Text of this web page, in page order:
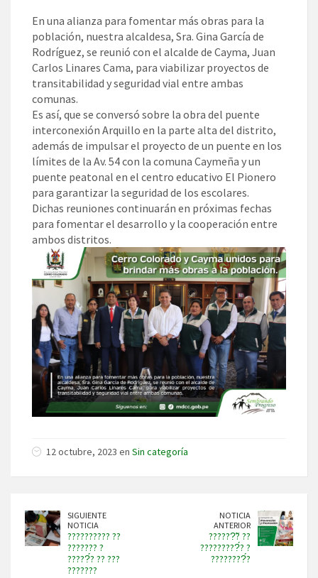
En una alianza para fomentar más obras para la
población, nuestra alcaldesa, Sra. Gina García de
Rodríguez, se reunió con el alcalde de Cayma, Juan
Carlos Linares Cama, para viabilizar proyectos de
transitabilidad y seguridad vial entre ambas
comunas.
Es así, que se conversó sobre la obra del puente
interconexión Arquillo en la parte alta del distrito,
además de impulsar el proyecto de un puente en los
límites de la Av. 54 con la comuna Caymeña y un
puente peatonal en el centro educativo El Pionero
para garantizar la seguridad de los escolares.
Dichas reuniones continuarán en próximas fechas
para fomentar el desarrollo y la cooperación entre
ambos distritos.
12 octubre, 2023 en Sin categoría
SIGUIENTE
NOTICIA
?????????? ??
??????? ?
?????́? ?? ???
???????
NOTICIA
ANTERIOR
??????̃? ??
?????????́? ?
????????́?